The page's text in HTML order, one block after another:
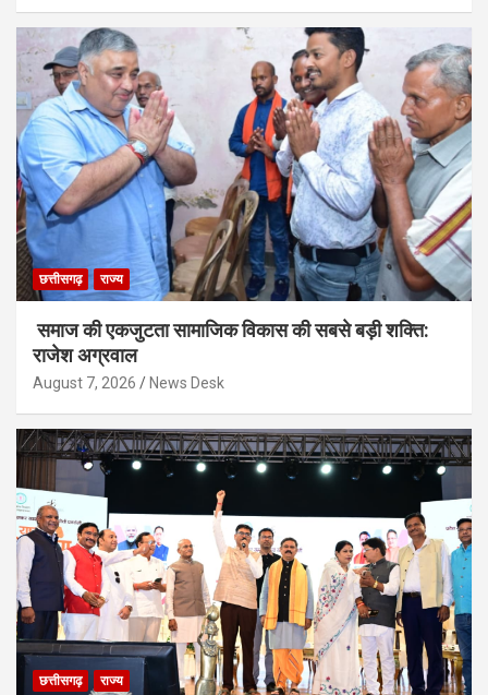
छत्तीसगढ़ राज्य
समाज की एकजुटता सामाजिक विकास की सबसे बड़ी शक्ति:
राजेश अग्रवाल
August 7, 2026 News Desk
छत्तीसगढ़ राज्य